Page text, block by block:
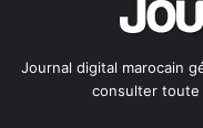
Journal digital marocain
consulter toute